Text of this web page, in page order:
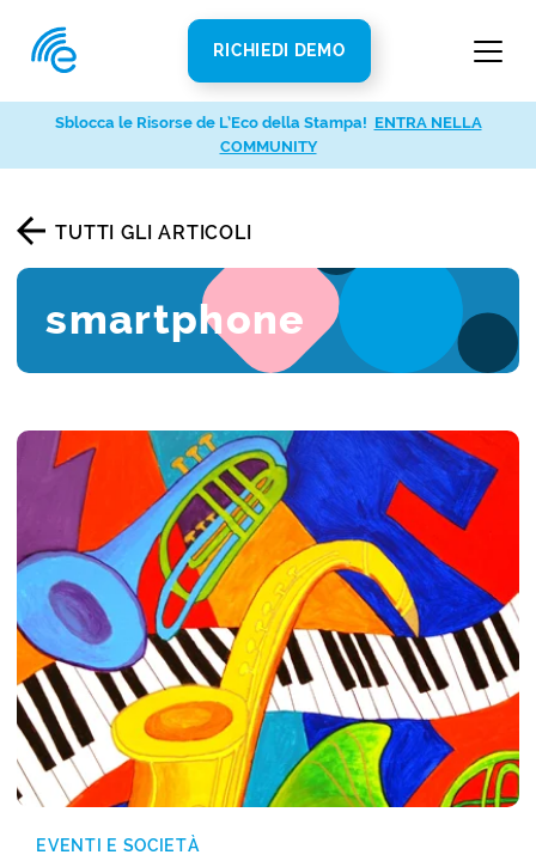
RICHIEDI DEMO
TUTTI GLI ARTICOLI
smartphone
EVENTI E SOCIETÀ
Sblocca le Risorse de L’Eco della Stampa! ENTRA NELLA
COMMUNITY